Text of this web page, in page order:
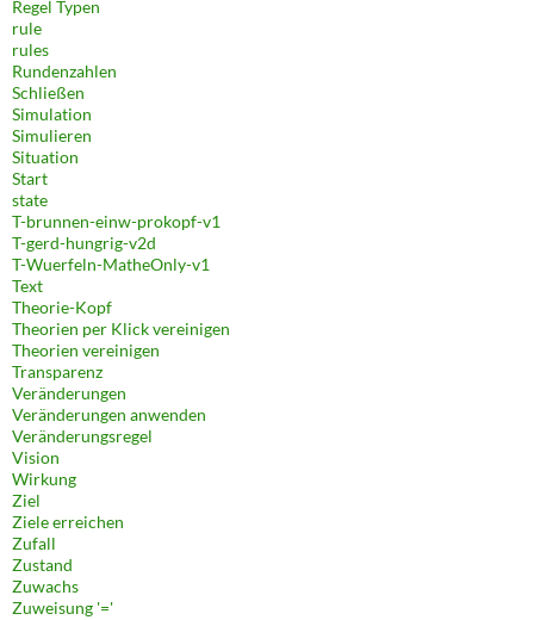
Regel Typen
rule
rules
Rundenzahlen
Schließen
Simulation
Simulieren
Situation
Start
state
T-brunnen-einw-prokopf-v1
T-gerd-hungrig-v2d
T-Wuerfeln-MatheOnly-v1
Text
Theorie-Kopf
Theorien per Klick vereinigen
Theorien vereinigen
Transparenz
Veränderungen
Veränderungen anwenden
Veränderungsregel
Vision
Wirkung
Ziel
Ziele erreichen
Zufall
Zustand
Zuwachs
Zuweisung '='